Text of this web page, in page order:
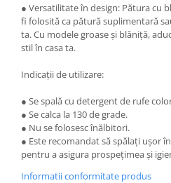
● Versatilitate în design: Pătura cu
fi folosită ca pătură suplimentară
ta. Cu modele groase și blăniță,
stil în casa ta.
Indicații de utilizare:
● Se spală cu detergent de rufe
● Se calca la 130 de grade.
● Nu se folosesc înălbitori.
● Este recomandat să spălați ușor
pentru a asigura prospețimea și
Informatii conformitate produs